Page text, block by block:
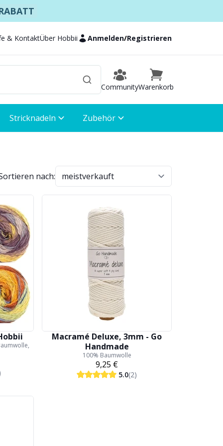
& KontaktÜber Hobbii Anmelden/Registrieren
CommunityWarenkorb
Stricknadeln Zubehör
nach:
Macramé Deluxe, 3mm - Go
Handmade
100% Baumwolle
9,25 €
5.0(2)